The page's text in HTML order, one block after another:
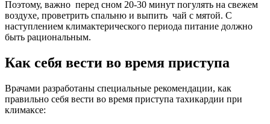
Поэтому, важно перед сном 20-30 минут погулять на свежем
воздухе, проветрить спальню и выпить чай с мятой. С
наступлением климактерического периода питание должно
быть рациональным.
Как себя вести во время приступа
Врачами разработаны специальные рекомендации, как
правильно себя вести во время приступа тахикардии при
климаксе: